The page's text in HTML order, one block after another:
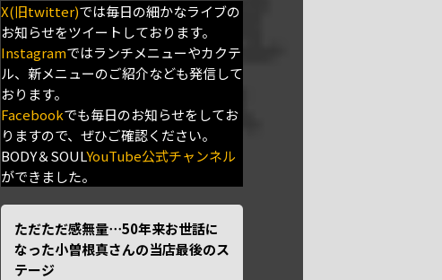
X(旧twitter)では毎日の細かなライブの
お知らせをツイートしております。
Instagramではランチメニューやカクテ
ル、新メニューのご紹介なども発信して
おります。
Facebookでも毎日のお知らせをしてお
りますので、ぜひご確認ください。
BODY＆SOULYouTube公式チャンネル
ができました。
ただただ感無量⋯50年来お世話に
なった小曽根真さんの当店最後のス
テージ